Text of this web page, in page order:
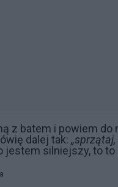
z batem i powiem do
dalej tak:
jestem silniejszy, to to